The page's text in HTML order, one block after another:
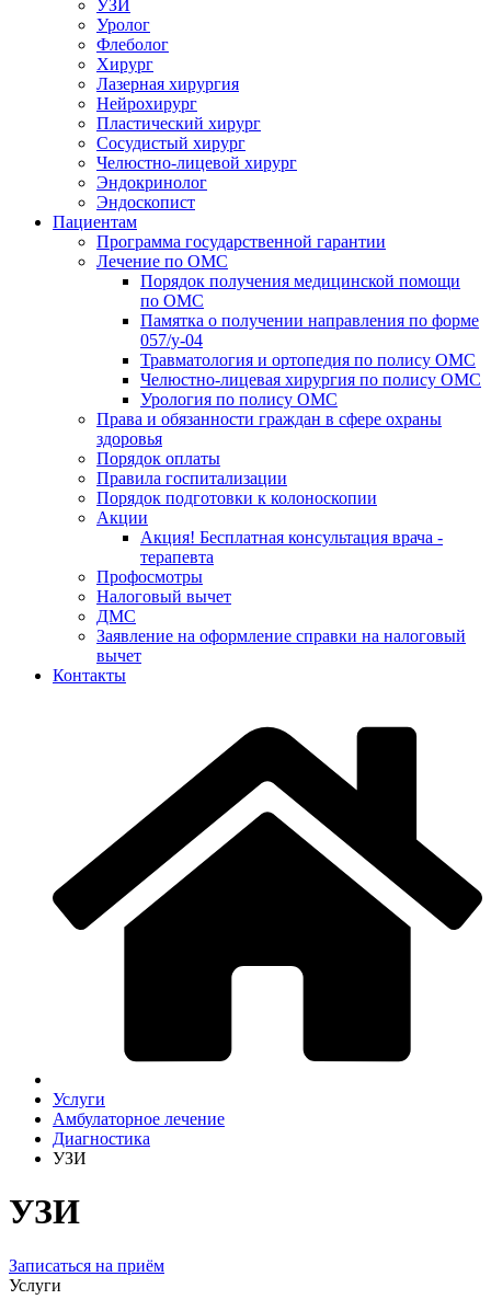
УЗИ
Уролог
Флеболог
Хирург
Лазерная хирургия
Нейрохирург
Пластический хирург
Сосудистый хирург
Челюстно-лицевой хирург
Эндокринолог
Эндоскопист
Пациентам
Программа государственной гарантии
Лечение по ОМС
Порядок получения медицинской помощи
по ОМС
Памятка о получении направления по форме
057/у-04
Травматология и ортопедия по полису ОМС
Челюстно-лицевая хирургия по полису ОМС
Урология по полису ОМС
Права и обязанности граждан в сфере охраны
здоровья
Порядок оплаты
Правила госпитализации
Порядок подготовки к колоноскопии
Акции
Акция! Бесплатная консультация врача -
терапевта
Профосмотры
Налоговый вычет
ДМС
Заявление на оформление справки на налоговый
вычет
Контакты
Услуги
Амбулаторное лечение
Диагностика
УЗИ
УЗИ
Записаться на приём
Услуги